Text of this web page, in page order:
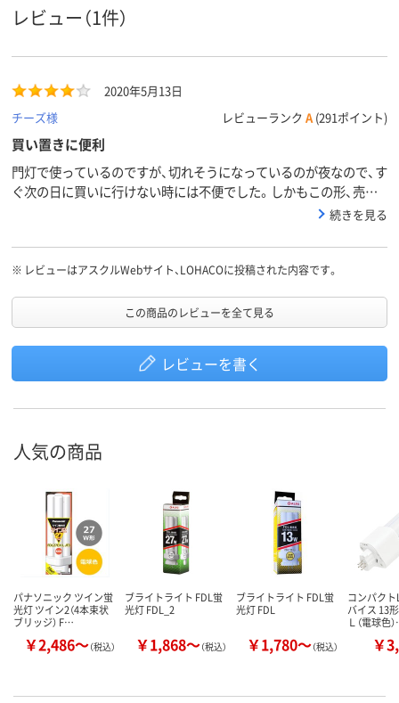
レビュー（1件）
2020年5月13日
チーズ様
レビューランク A (291ポイント)
買い置きに便利
門灯で使っているのですが、切れそうになっているのが夜なので、す
ぐ次の日に買いに行けない時には不便でした。しかもこの形、売っ
ているお店が遠くて、これだけを買いに行くのが面倒で、でも先延ば
とりあえず次の交換の時は余裕が出来て良かったです。
続きを見る
※ レビューはアスクルWebサイト、LOHACOに投稿された内容です。
この商品のレビューを全て見る
レビューを書く
人気の商品
パナソニック ツイン蛍
光灯 ツイン2（4本束状
ブリッジ） F…
￥2,486～（税込）
ブライトライト FDL蛍
光灯 FDL_2
￥1,868～（税込）
ブライトライト FDL蛍
光灯 FDL
￥1,780～（税込）
コンパクト
バイス 13
Ｌ（電球色
￥